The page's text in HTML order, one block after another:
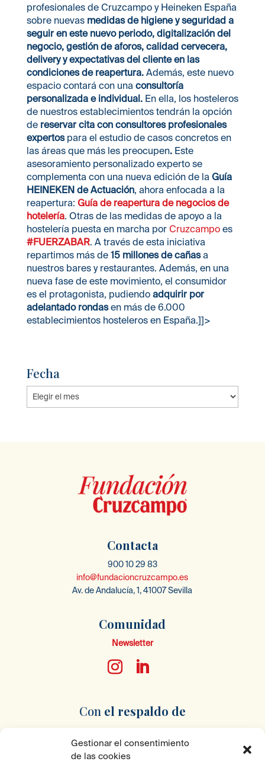
Gestionar el consentimiento
de las cookies
profesionales de Cruzcampo y Heineken España
sobre nuevas medidas de higiene y seguridad a
seguir en este nuevo periodo, digitalización del
negocio, gestión de aforos, calidad cervecera,
delivery y expectativas del cliente en las
condiciones de reapertura. Además, este nuevo
espacio contará con una consultoría
personalizada e individual.En ella, los hosteleros
de nuestros establecimientos tendrán la opción
de reservar cita con consultores profesionales
expertos para el estudio de casos concretos en
las áreas que más les preocupen.Este
asesoramiento personalizado experto se
complementa con una nueva edición de la Guía
HEINEKEN de Actuación, ahora enfocada a la
reapertura: Guía de reapertura de negocios de
hotelería. Otras de las medidas de apoyo a la
hostelería puesta en marcha porCruzcampoes
#FUERZABAR. A través de esta iniciativa
repartimos más de 15 millones de cañasa
nuestros bares y restaurantes. Además, en una
nueva fase de este movimiento, el consumidor
es el protagonista, pudiendoadquirir por
adelantado rondasen más de 6.000
establecimientos hosteleros en España.]]>
Fecha
Fecha
Contacta
900 10 29 83
info@fundacioncruzcampo.es
Av. de Andalucía, 1, 41007 Sevilla
Comunidad
Newsletter
Con el respaldo de